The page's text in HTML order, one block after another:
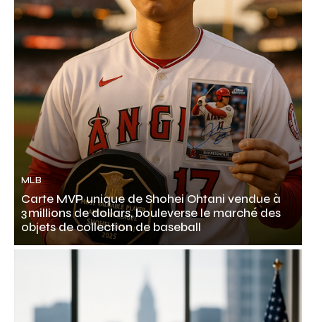
MLB
Carte MVP unique de Shohei Ohtani vendue à
3 millions de dollars, bouleverse le marché des
objets de collection de baseball